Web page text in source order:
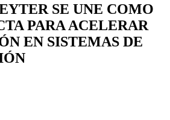
SE UNE COMO
PARA ACELERAR
EN SISTEMAS DE